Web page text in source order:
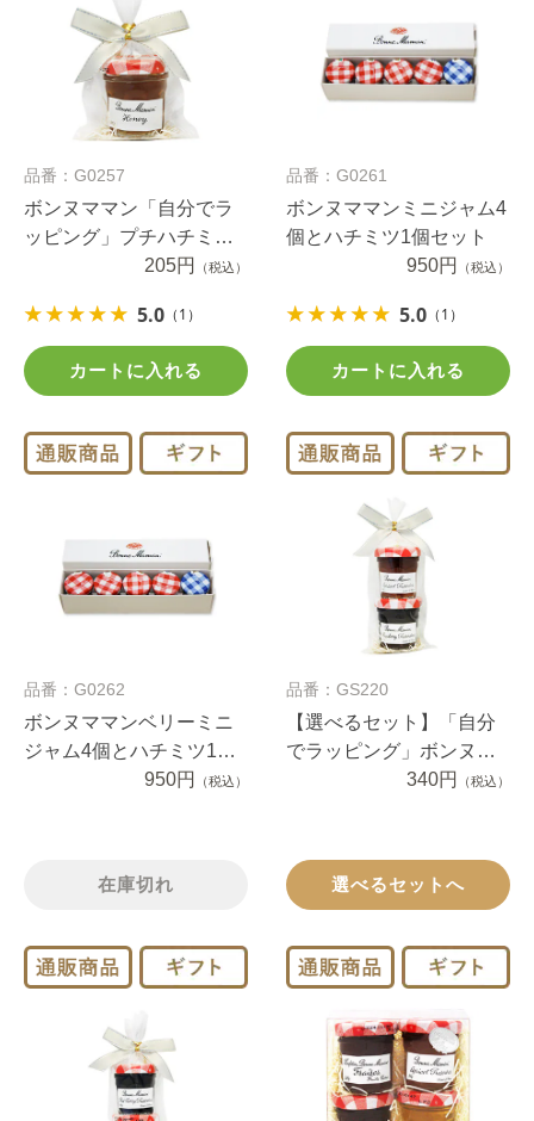
品番：G0257
ボンヌママン「自分でラ
ッピング」プチハチミツ
205円 （税込）
5.0 （1）
カートに入れる
品番：G0261
ボンヌママンミニジャム4
個とハチミツ1個セット
950円
（税込）
5.0 （1）
カートに入れる
品番：G0262
ボンヌママンベリーミニ
ジャム4個とハチミツ1個
950円 （税込）
在庫切れ
品番：GS220
【選べるセット】「自分
でラッピング」ボンヌマ
マンプチジャム2個（１セ
340円 （税込）
選べるセットへ